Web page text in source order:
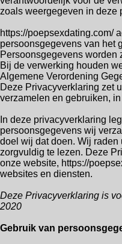
zoals weergegeven in deze
https://poepsexdating.com/
persoonsgegevens van het
Persoonsgegevens worden
Bij de verwerking houden
Algemene Verordening
Deze Privacyverklaring zet
verzamelen en gebruiken,
In deze privacyverklaring
persoonsgegevens wij
doel wij dat doen. Wij
zorgvuldig te lezen. Deze
onze website, https://
websites en diensten.
Deze Privacyverklaring is
2020
Gebruik van